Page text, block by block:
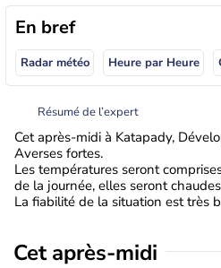
En bref
Radar météo Heure par Heure
Résumé de l’expert
Cet après-midi à Katapady,
Averses fortes.
Les températures seront
de la journée, elles seront
La fiabilité de la situation est très
Cet après-midi